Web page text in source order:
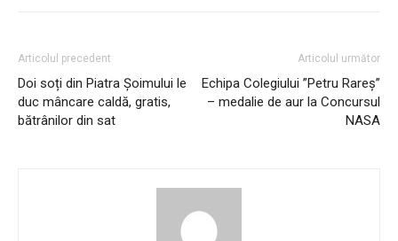
Articolul precedent
Doi soți din Piatra Șoimului le
duc mâncare caldă, gratis,
bătrânilor din sat
Articolul următor
Echipa Colegiului ”Petru Rareș”
– medalie de aur la Concursul
NASA